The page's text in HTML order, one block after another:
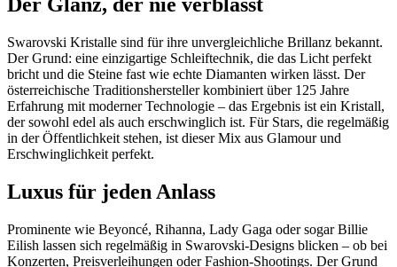
Swarovski Kristalle sind für ihre unvergleichliche Brillanz bekannt.
Der Grund: eine einzigartige Schleiftechnik, die das Licht perfekt
bricht und die Steine fast wie echte Diamanten wirken lässt. Der
österreichische Traditionshersteller kombiniert über 125 Jahre
Erfahrung mit moderner Technologie – das Ergebnis ist ein Kristall,
der sowohl edel als auch erschwinglich ist. Für Stars, die regelmäßig
in der Öffentlichkeit stehen, ist dieser Mix aus Glamour und
Erschwinglichkeit perfekt.
Luxus für jeden Anlass
Prominente wie Beyoncé, Rihanna, Lady Gaga oder sogar Billie
Eilish lassen sich regelmäßig in Swarovski-Designs blicken – ob bei
Konzerten, Preisverleihungen oder Fashion-Shootings. Der Grund